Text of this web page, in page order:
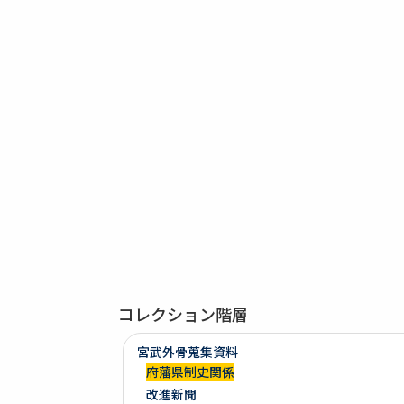
コレクション階層
宮武外骨蒐集資料
府藩県制史関係
改進新聞